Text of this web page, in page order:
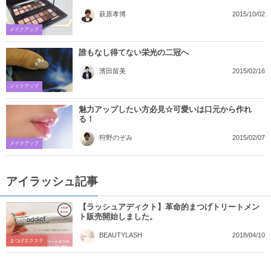
メイクアップ
萩原孝博 2015/10/02
メイクアップ
誰もなし得てない栄光の二冠へ
濱田留美 2015/02/16
メイクアップ
魅力アップしたい方必見☆可愛いは口元から作れ
る！
狩野のぞみ 2015/02/07
アイラッシュ記事
まつげエクステ
【ラッシュアディクト】革命的まつげトリートメン
ト販売開始しました。
BEAUTYLASH 2018/04/10